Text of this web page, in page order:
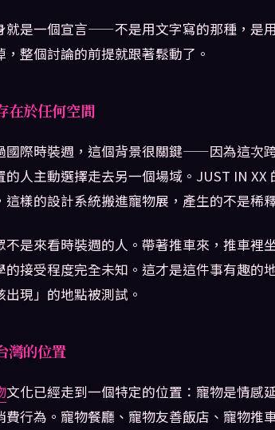
就是一個宣言——不是用文字寫的那種，是
，整個討論的前提就跟著鬆動了。
在於任何空間
國際時裝週，這個背景很關鍵——因為這次
的人主動選擇走去另一個場域。JUST IN XX
這樣的設計系統搬進寵物展，產生的不是稀
不是來看時裝週的人。帶著推車來，推車裡
的接受程度完全未知。這才是這件事有趣的
出現」的地點被測試。
灣的位置
文化已經走到一個特定的位置：寵物是情感
費行為。寵物餐廳、寵物友善飯店、寵物